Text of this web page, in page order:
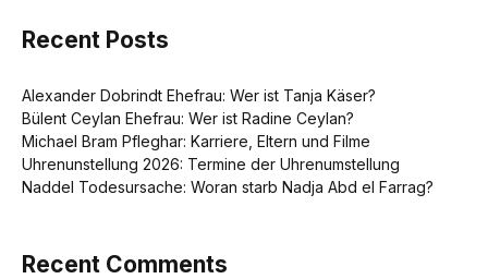
Recent Posts
Alexander Dobrindt Ehefrau: Wer ist Tanja Käser?
Bülent Ceylan Ehefrau: Wer ist Radine Ceylan?
Michael Bram Pfleghar: Karriere, Eltern und Filme
Uhrenunstellung 2026: Termine der Uhrenumstellung
Naddel Todesursache: Woran starb Nadja Abd el Farrag?
Recent Comments